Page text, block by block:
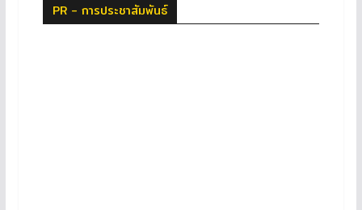
PR - การประชาสัมพันธ์